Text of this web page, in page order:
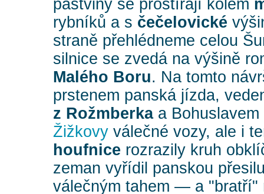
pastviny se prostírají kolem
rybníků a s čečelovické
straně přehlédneme celou
silnice se zvedá na výšině
Malého Boru. Na tomto
prstenem panská jízda,
z Rožmberkaa Bohuslavem
Žižkovy válečné vozy, ale i
houfnice rozrazily kruh
zeman vyřídil panskou
válečným tahem — a